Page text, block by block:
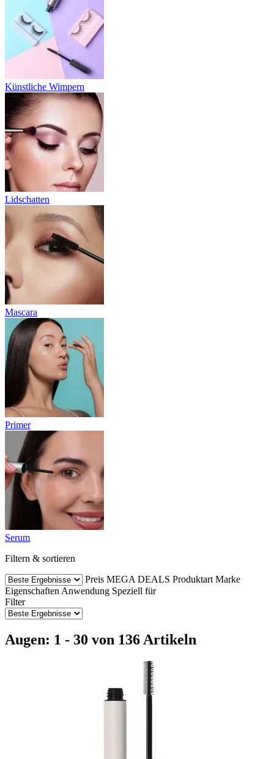
Künstliche Wimpern
Lidschatten
Mascara
Primer
Serum
Filtern & sortieren
Preis MEGA DEALS Produktart Marke
Eigenschaften Anwendung Speziell für
Filter
Augen: 1 - 30 von 136 Artikeln